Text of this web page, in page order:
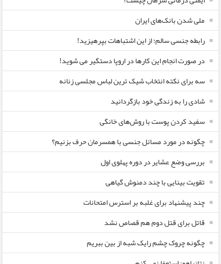
ملی شدن بانک‌های ایران
رابطه جنسی سالم؛ از این اشتباهات بپرهیزید!
در صورت انجام این کارها در اروپا دستگیر می شوید!
سه برای نکته انتخاب شیک ترین لباس مجلسی زنانه
شادی را به زندگی خود بازگردانید
سفید کردن پوست با روش‌های خانگی
چگونه در مورد مسائل جنسی با همسرمان حرف بزنیم؟
بررسی وضع عشایر در دوره پهلوی اول
تقویت بینایی با چند دمنوش گیاهی
چند پیشنهاد برای غلبه بر استرس امتحانات
قاتل برای قتل دوم هم قصاص نشد
چگونه چروک چشم رایک شبه از بین ببریم